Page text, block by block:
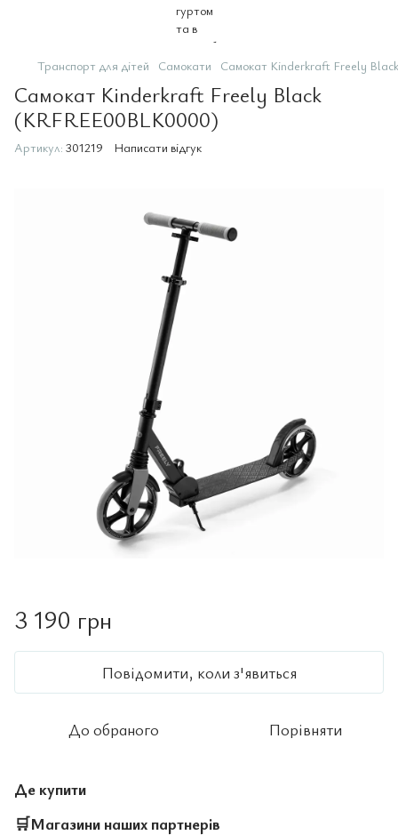
Транспорт для дітей Самокати Самокат Kinderkraft Freely
Самокат Kinderkraft Freely Black
(KRFREE00BLK0000)
Артикул: 301219 Написати відгук
3 190 грн
Повідомити, коли з'явиться
До обраного Порівняти
Де купити
🛒Магазини наших партнерів